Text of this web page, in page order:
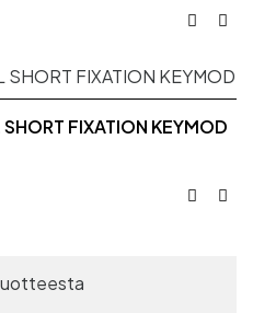
 
FIXATION KEYMOD
 